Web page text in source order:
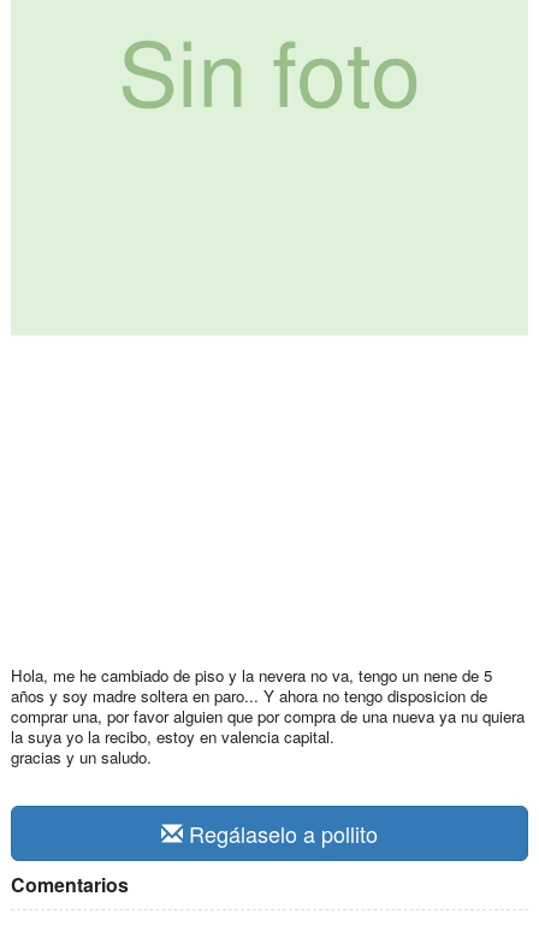
Hola, me he cambiado de piso y la nevera no va, tengo un nene de 5
años y soy madre soltera en paro... Y ahora no tengo disposicion de
comprar una, por favor alguien que por compra de una nueva ya nu quiera
la suya yo la recibo, estoy en valencia capital.
gracias y un saludo.
Regálaselo a pollito
Comentarios